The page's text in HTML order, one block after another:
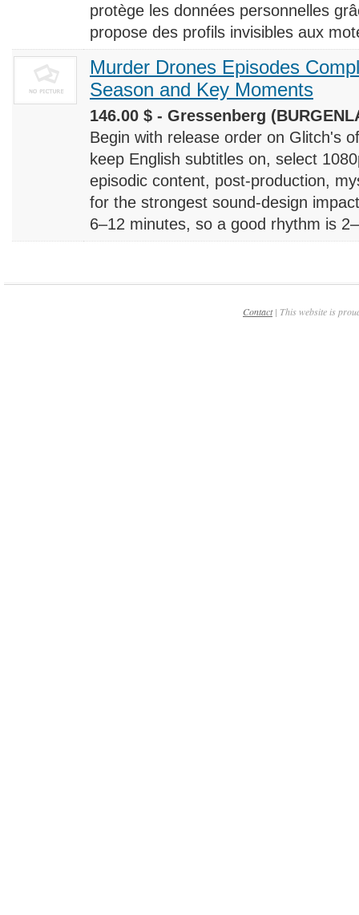
protège les données personnelles
propose des profils invisibles aux
Murder Drones Episodes
Season and Key Moments
146.00 $ - Gressenberg
Begin with release order on Glitch's
keep English subtitles on, select
episodic content, post-production,
for the strongest sound-design
6–12 minutes, so a good rhythm is
Contact| This website is